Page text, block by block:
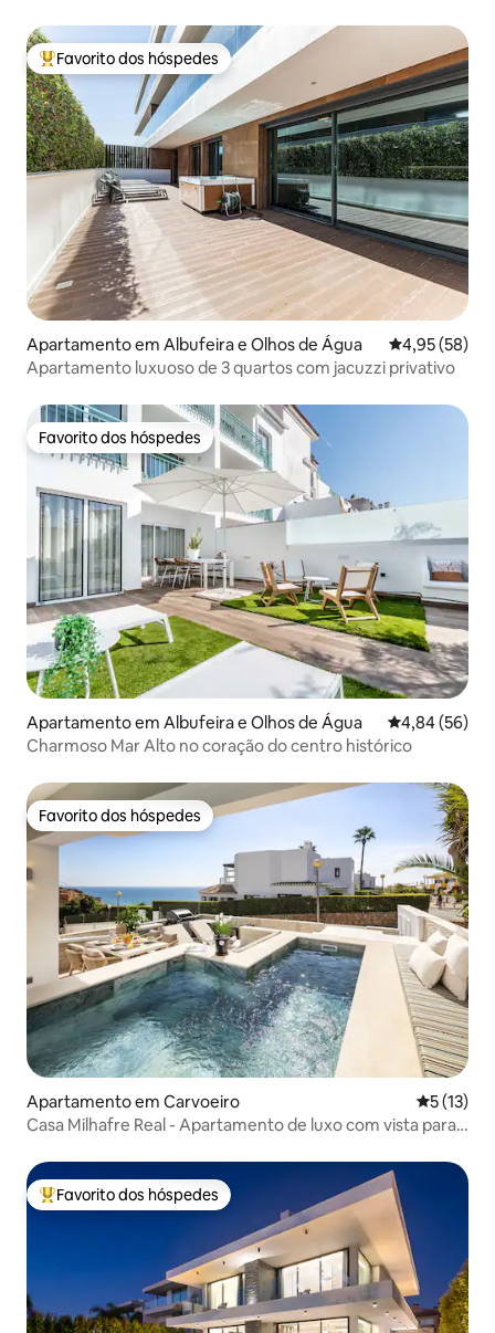
Favoritos dos hóspedes mais apreciados
Favorito dos hóspedes
Apartamento em Albufeira e Olhos de Água Classificação
4,95 (58)
Apartamento luxuoso de 3 quartos com jacuzzi privativo
Favorito dos hóspedes
Favorito dos hóspedes
Apartamento em Albufeira e Olhos de Água Classificação
4,84 (56)
Charmoso Mar Alto no coração do centro histórico
Favorito dos hóspedes
Favorito dos hóspedes
Apartamento em Carvoeiro
5 (13)
Casa Milhafre Real - Apartamento de luxo com vista para
Favoritos dos hóspedes mais apreciados
Favorito dos hóspedes